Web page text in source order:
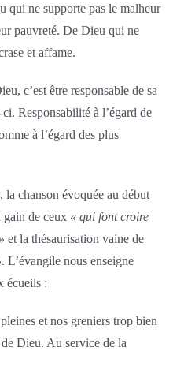
qui ne supporte pas le malheur
pauvreté. De Dieu qui ne
et affame.
c’est être responsable de sa
Responsabilité à l’égard de
à l’égard des plus
la chanson évoquée au début
gain de ceux « qui font croire
et la thésaurisation vaine de
. L’évangile nous enseigne
écueils :
et nos greniers trop bien
Dieu. Au service de la